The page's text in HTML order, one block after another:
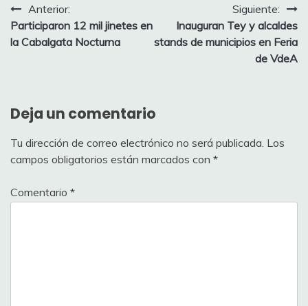
Navegación
de
Anterior:
‎Participaron 12 mil jinetes en
la Cabalgata Nocturna
Siguiente:
‎Inauguran Tey y alcaldes
stands de municipios en Feria
de VdeA
Deja un comentario
Tu dirección de correo electrónico no será publicada. Los
campos obligatorios están marcados con *
Comentario *